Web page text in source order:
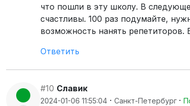
что пошли в эту школу. В
счастливы. 100 раз подумайте,
возможность нанять репетиторов.
Ответить
#10 Славик
2024-01-06 11:55:04 · Санкт-Петербург ·